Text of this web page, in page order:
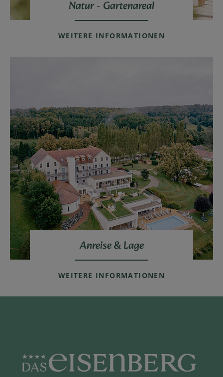
Natur - Gartenareal
WEITERE INFORMATIONEN
Anreise & Lage
WEITERE INFORMATIONEN